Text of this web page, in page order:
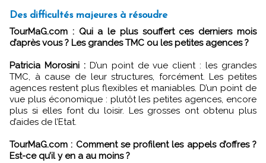
Des difficultés majeures à résoudre
TourMaG.com : Qui a le plus souffert ces derniers mois
d’après vous ? Les grandes TMC ou les petites agences ?
Patricia Morosini :D’un point de vue client : les grandes
TMC, à cause de leur structures, forcément. Les petites
agences restent plus flexibles et maniables. D’un point de
vue plus économique : plutôt les petites agences, encore
plus si elles font du loisir. Les grosses ont obtenu plus
d’aides de l’Etat.
TourMaG.com : Comment se profilent les appels d’offres ?
Est-ce qu’il y en a au moins ?